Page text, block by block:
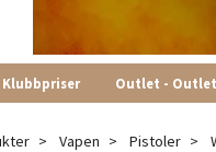
Klubbpriser Outlet - Outlet
Vapen Pistoler